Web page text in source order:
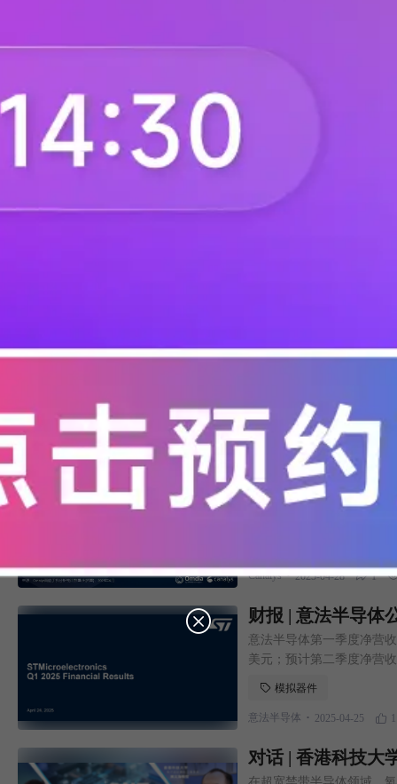
4月29日，纳芯微推出了针
根据TrendForce集邦咨询
面板驱动IC
TrendForce . 2025-04-28
市场 | 2025年Q1
夺第一
2025年第一季度，中国智
Canalys . 2025-04-28 1
财报 | 意法半导体
意法半导体第一季度净营
美元；预计第二季度净营
模拟器件
意法半导体 . 2025-04-25 1
对话 | 香港科技大